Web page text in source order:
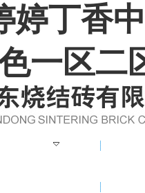
婷丁香
一区二
企業(yè)概況